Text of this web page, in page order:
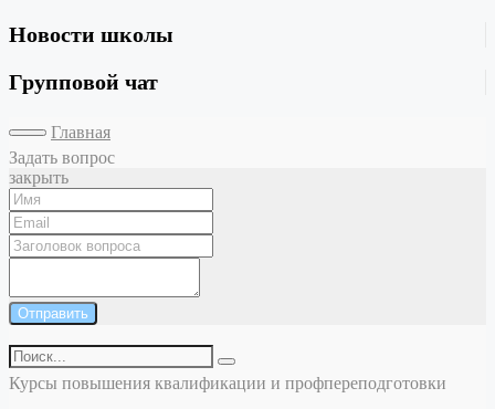
Новости школы
Групповой чат
Главная
Задать вопрос
закрыть
Отправить
Курсы повышения квалификации и профпереподготовки